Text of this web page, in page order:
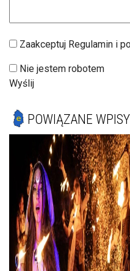
Zaakceptuj Regulamin i
Nie jestem robotem
Wyślij
POWIĄZANE WPISY